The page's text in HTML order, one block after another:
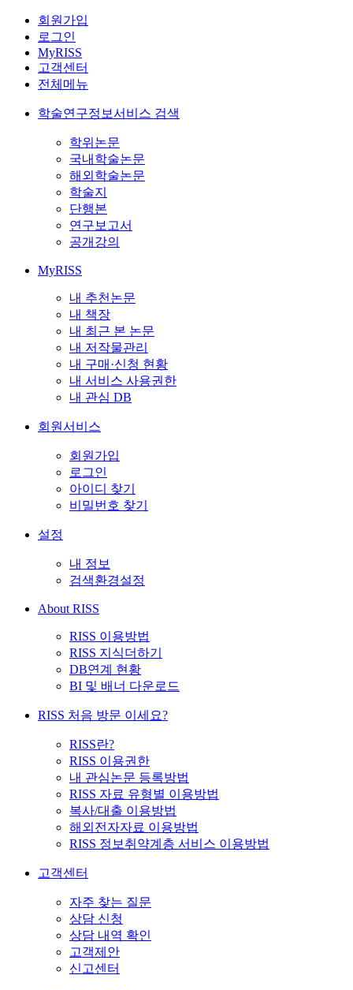
회원가입
로그인
MyRISS
고객센터
전체메뉴
학술연구정보서비스 검색
학위논문
국내학술논문
해외학술논문
학술지
단행본
연구보고서
공개강의
MyRISS
내 추천논문
내 책장
내 최근 본 논문
내 저작물관리
내 구매·신청 현황
내 서비스 사용권한
내 관심 DB
회원서비스
회원가입
로그인
아이디 찾기
비밀번호 찾기
설정
내 정보
검색환경설정
About RISS
RISS 이용방법
RISS 지식더하기
DB연계 현황
BI 및 배너 다운로드
RISS 처음 방문 이세요?
RISS란?
RISS 이용권한
내 관심논문 등록방법
RISS 자료 유형별 이용방법
복사/대출 이용방법
해외전자자료 이용방법
RISS 정보취약계층 서비스 이용방법
고객센터
자주 찾는 질문
상담 신청
상담 내역 확인
고객제안
신고센터